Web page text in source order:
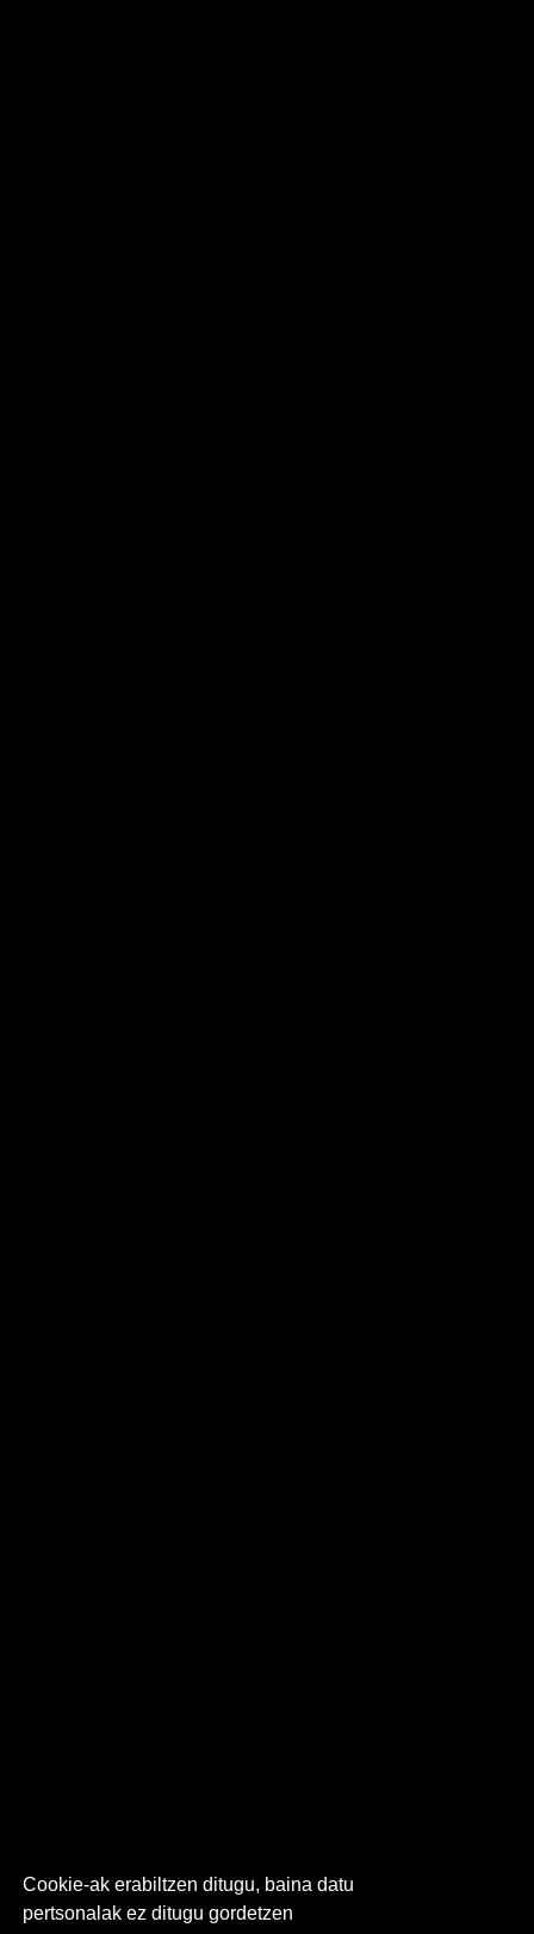
Cookie-ak erabiltzen ditugu, baina datu
pertsonalak ez ditugu gordetzen